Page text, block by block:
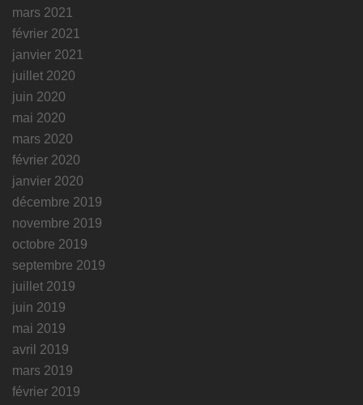
mars 2021
février 2021
janvier 2021
juillet 2020
juin 2020
mai 2020
mars 2020
février 2020
janvier 2020
décembre 2019
novembre 2019
octobre 2019
septembre 2019
juillet 2019
juin 2019
mai 2019
avril 2019
mars 2019
février 2019